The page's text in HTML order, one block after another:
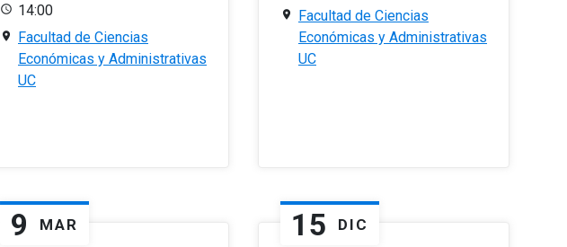
14:00
Facultad de Ciencias
Económicas y Administrativas
UC
Facultad de Ciencias
Económicas y Administrativas
UC
9 MAR 15 DIC